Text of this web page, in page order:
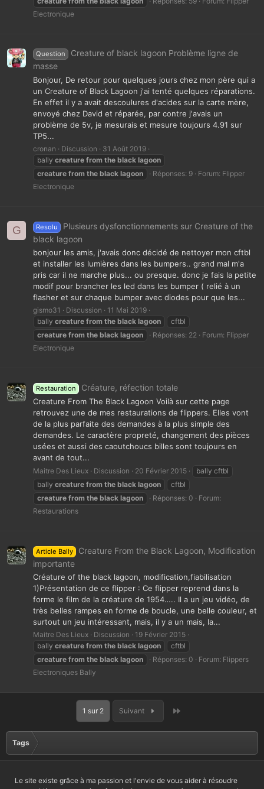
Electronique
Question
Creature of black lagoon Problème ligne de
masse
Bonjour, De retour pour quelques jours chez mon père qui a
un Creature of Black Lagoon j'ai tenté quelques réparations.
En effet il y a avait descoulures d'acides sur la carte mère,
envoyé chez David et réparée, par contre j'avais un
problème de 5v, je mesurais et mesure toujours 4.91 sur
TP5...
cronan Discussion
31 Août 2019
bally creature from the black lagoon
creature from the black lagoon Réponses: 9 Forum: Flipper
Electronique
G Resolu
Plusieurs dysfonctionnements sur Creature of the
black lagoon
bonjour les amis, j'avais donc décidé de nettoyer mon cftbl
et installer les lumières dans les bumpers.. grand mal m'a
pris car il ne marche plus... ou presque. donc je fais la petite
modif pour brancher les led dans les bumper ( relié à un
flasher et sur chaque bumper avec diodes pour que les...
gismo31 Discussion
11 Mai 2019
bally creature from the black lagoon
cftbl
creature from the black lagoon Réponses: 22 Forum: Flipper
Electronique
Restauration Créature, réfection totale
Creature From The Black Lagoon Voilà sur cette page
retrouvez une de mes restaurations de flippers. Elles vont
de la plus parfaite des demandes à la plus simple des
demandes. Le caractère propreté, changement des pièces
usées et aussi des caoutchoucs billes sont toujours en
avant de tout...
Maitre Des Lieux Discussion 20 Février 2015
bally cftbl
bally creature from the black lagoon
cftbl
creature from the black lagoon Réponses: 0
Forum:
Restaurations
Article Bally
Creature From the Black Lagoon, Modification
importante
Créature of the black lagoon, modification,fiabilisation
1)Présentation de ce flipper : Ce flipper reprend dans la
forme le film de la créature de 1954….. Il a un jeu vidéo, de
très belles rampes en forme de boucle, une belle couleur, et
surtout un jeu intéressant, mais, il y a un mais, la...
Maitre Des Lieux Discussion
19 Février 2015
bally creature from the black lagoon
cftbl
creature from the black lagoon Réponses: 0 Forum: Flippers
Electroniques Bally
1 sur 2 Suivant
Tags
Le site existe grâce à ma passion et l'envie de vous aider à résoudre